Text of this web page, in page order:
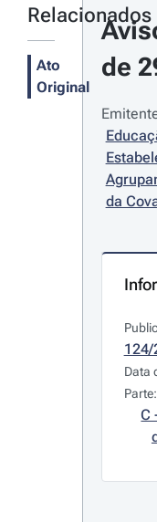
Relacionados
Ato
Original
de
da
124/
Data
Parte:
C